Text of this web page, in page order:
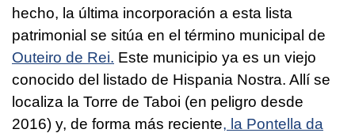
hecho, la última incorporación a esta lista
patrimonial se sitúa en el término municipal de
Outeiro de Rei. Este municipio ya es un viejo
conocido del listado de Hispania Nostra. Allí se
localiza la Torre de Taboi (en peligro desde
2016) y, de forma más reciente, la Pontella da